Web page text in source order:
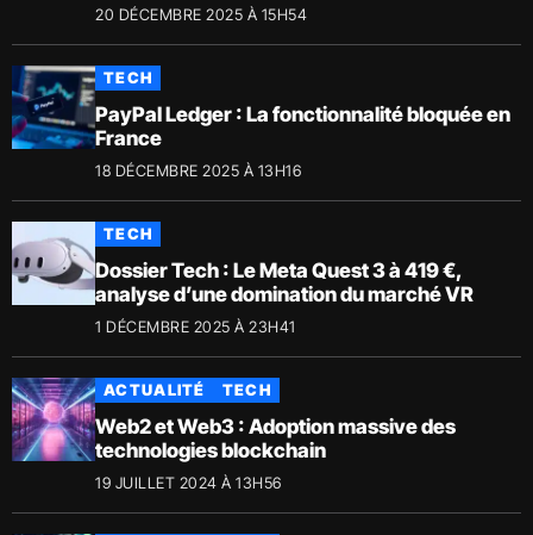
20 DÉCEMBRE 2025 À 15H54
TECH
PayPal Ledger : La fonctionnalité bloquée en
France
18 DÉCEMBRE 2025 À 13H16
TECH
Dossier Tech : Le Meta Quest 3 à 419 €,
analyse d’une domination du marché VR
1 DÉCEMBRE 2025 À 23H41
ACTUALITÉ TECH
Web2 et Web3 : Adoption massive des
technologies blockchain
19 JUILLET 2024 À 13H56